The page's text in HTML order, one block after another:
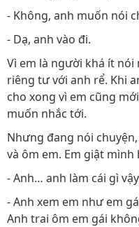
- Không, anh muốn nói
- Dạ, anh vào đi.
Vì em là người khá ít
riêng tư với anh rể. Khi
cho xong vì em cũng
muốn nhắc tới.
Nhưng đang nói
và ôm em. Em giật mình
- Anh… anh làm cái gì
- Anh xem em như em
Anh trai ôm em gái